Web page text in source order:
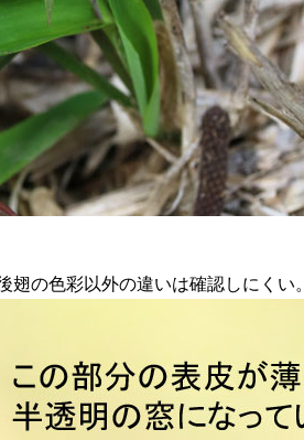
の色彩以外の違いは確認しにくい。